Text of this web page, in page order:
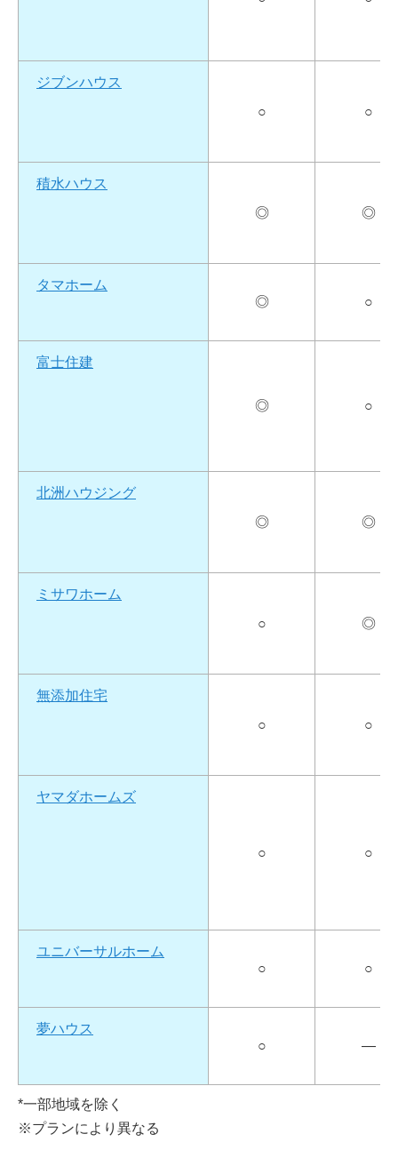
ジブンハウス
○
○
積水ハウス
◎
◎
タマホーム
◎
○
富士住建
◎ ○
北洲ハウジング
◎
◎
ミサワホーム
○
◎
無添加住宅
○
○
ヤマダホームズ
○ ○
ユニバーサルホーム
○
○
夢ハウス
○
―
*一部地域を除く
※プランにより異なる